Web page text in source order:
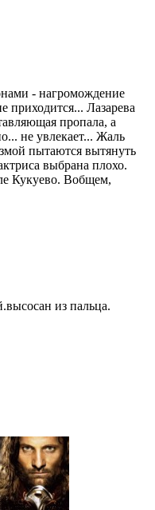
- нагромождение
приходится... Лазарева
пропала, а
не увлекает... Жаль
пытаются вытянуть
выбрана плохо.
Кукуево. Вобщем,
из пальца.